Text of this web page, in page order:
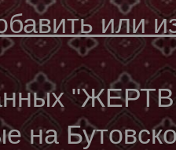
или
на